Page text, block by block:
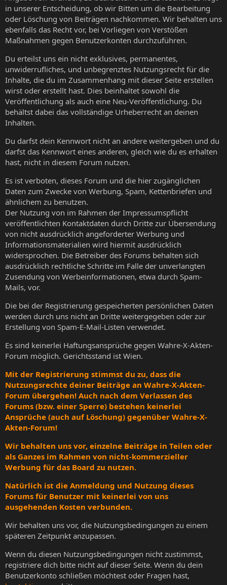
in unserer Entscheidung, ob wir Bitten um die Bearbeitung
oder Löschung von Beiträgen nachkommen. Wir behalten uns
ebenfalls das Recht vor, bei Vorliegen von Verstößen
Maßnahmen gegen Benutzerkonten durchzuführen.
Du erteilst uns ein nicht exklusives, permanentes,
unwiderrufliches, und unbegrenztes Nutzungsrecht für die
Inhalte, die du im Zusammenhang mit dieser Seite erstellen
wirst oder erstellt hast. Dies beinhaltet sowohl die
Veröffentlichung als auch eine Neu-Veröffentlichung. Du
behältst dabei das vollständige Urheberrecht an deinen
Inhalten.
Du darfst dein Kennwort nicht an andere weitergeben und du
darfst das Kennwort eines anderen, gleich wie du es erhalten
hast, nicht in diesem Forum nutzen.
Es ist verboten, dieses Forum und die hier zugänglichen
Daten zum Zwecke von Werbung, Spam, Kettenbriefen und
ähnlichem zu benutzen.
Der Nutzung von im Rahmen der Impressumspflicht
veröffentlichten Kontaktdaten durch Dritte zur Übersendung
von nicht ausdrücklich angeforderter Werbung und
Informationsmaterialien wird hiermit ausdrücklich
widersprochen. Die Betreiber des Forums behalten sich
ausdrücklich rechtliche Schritte im Falle der unverlangten
Zusendung von Werbeinformationen, etwa durch Spam-
Mails, vor.
Die bei der Registrierung gespeicherten persönlichen Daten
werden durch uns nicht an Dritte weitergegeben oder zur
Erstellung von Spam-E-Mail-Listen verwendet.
Es sind keinerlei Haftungsansprüche gegen Wahre-X-Akten-
Forum möglich. Gerichtsstand ist Wien.
Mit der Registrierung stimmst du zu, dass die
Nutzungsrechte deiner Beiträge an Wahre-X-Akten-
Forum übergehen! Auch nach dem Verlassen des
Forums (bzw. einer Sperre) bestehen keinerlei
Ansprüche (auch auf Löschung) gegenüber Wahre-X-
Akten-Forum!
Wir behalten uns vor, einzelne Beiträge in Teilen oder
als Ganzes im Rahmen von nicht-kommerzieller
Werbung für das Board zu nutzen.
Natürlich ist die Anmeldung und Nutzung dieses
Forums für Benutzer mit keinerlei von uns
ausgehenden Kosten verbunden.
Wir behalten uns vor, die Nutzungsbedingungen zu einem
späteren Zeitpunkt anzupassen.
Wenn du diesen Nutzungsbedingungen nicht zustimmst,
registriere dich bitte nicht auf dieser Seite. Wenn du dein
Benutzerkonto schließen möchtest oder Fragen hast,